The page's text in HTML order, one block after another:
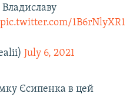
pic.twitter.com/1B6rNlyXR1
July 6, 2021
Єсипенка в цей